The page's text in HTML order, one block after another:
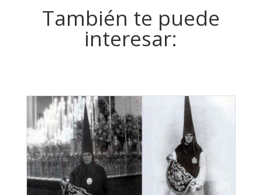
También te puede
interesar: